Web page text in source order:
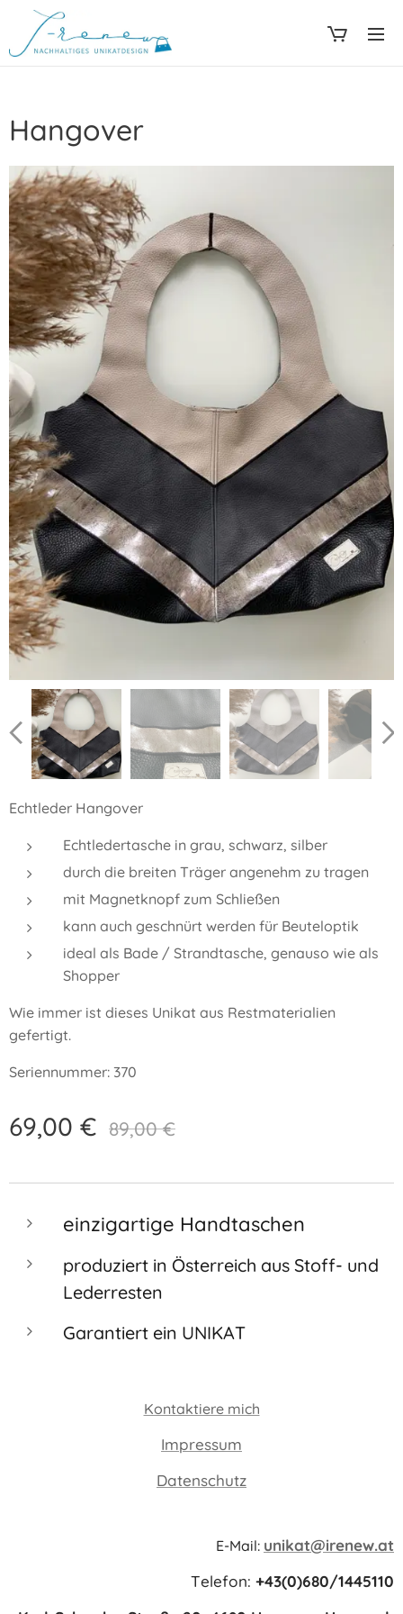
Hangover
Echtleder Hangover
Echtledertasche in grau, schwarz, silber
durch die breiten Träger angenehm zu tragen
mit Magnetknopf zum Schließen
kann auch geschnürt werden für Beuteloptik
ideal als Bade / Strandtasche, genauso wie als
Shopper
Wie immer ist dieses Unikat aus Restmaterialien
gefertigt.
Seriennummer: 370
69,00 € 89,00€
einzigartige Handtaschen
produziert in Österreich aus Stoff- und
Lederresten
Garantiert ein UNIKAT
Kontaktiere mich
Impressum
Datenschutz
E-Mail: unikat@irenew.at
Telefon: +43(0)680/1445110